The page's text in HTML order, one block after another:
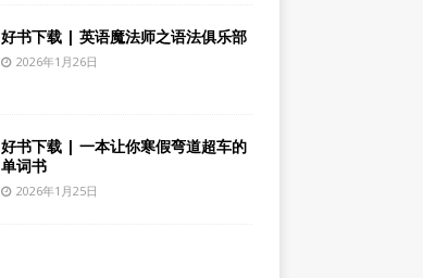
好书下载 | 英语魔法师之语法俱乐部
2026年1月26日
好书下载 | 一本让你寒假弯道超车的
单词书
2026年1月25日